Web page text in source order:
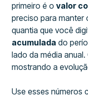
primeiro é ovalor
preciso para manter
quantia que você
acumulada do
lado da média
mostrando a
Use esses números